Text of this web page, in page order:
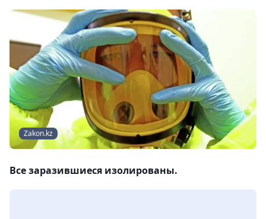
Zakon.kz
Все заразившиеся изолированы.